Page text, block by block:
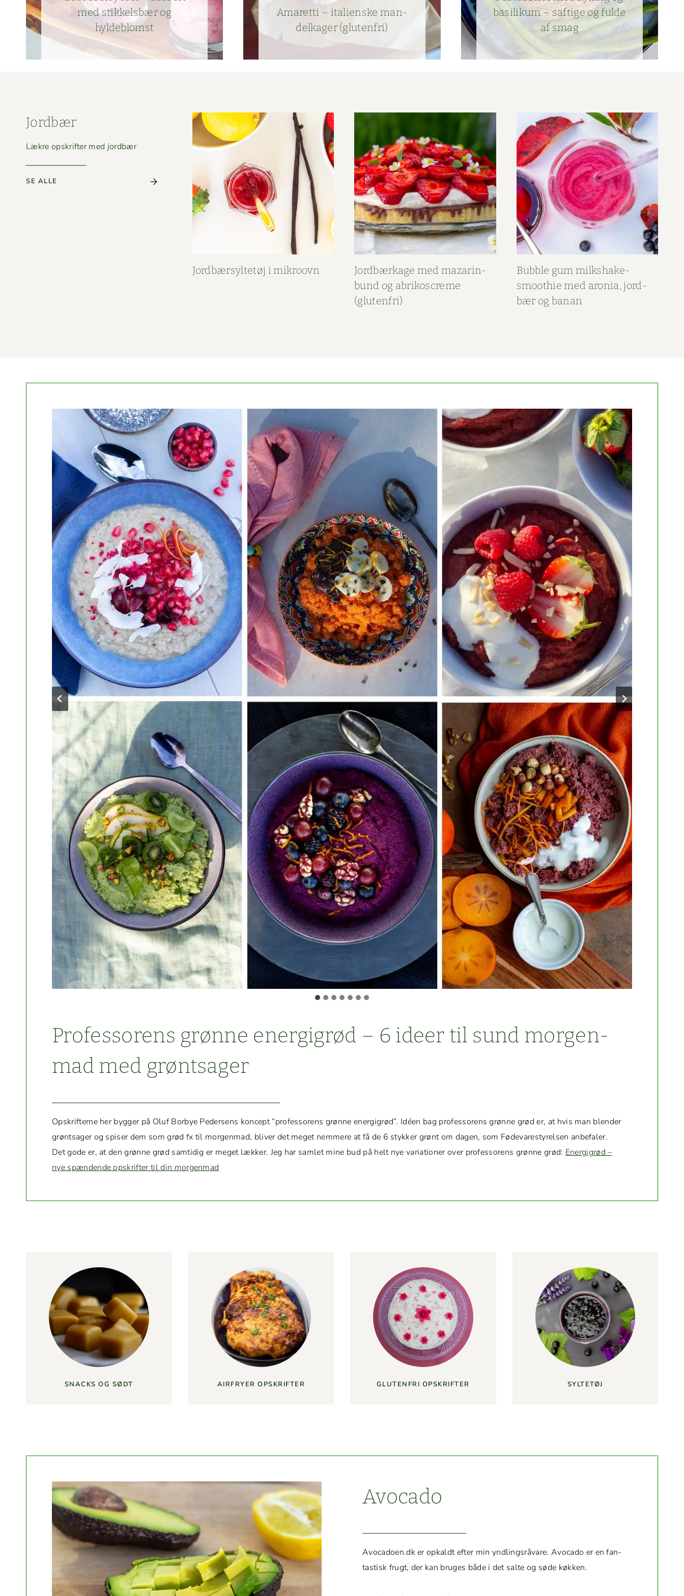
med stikkels­bær og
hyldeblomst
Amaret­ti – ital­ienske man­
delk­a­ger (gluten­fri)
basi­likum – saftige og fulde
af smag
Jord­bær
Lækre opskrifter med jordbær
SE ALLE
Jord­bær­syl­tetøj i mikroovn
Jord­bærk­age med mazarin­
bund og abriko­screme
(gluten­fri)
Bub­ble gum milk­shake-
smooth­ie med aro­nia, jord­
bær og banan
Pro­fes­sorens grønne energi­grød – 6 ideer til sund mor­gen­
mad med grøntsager
Opskrifterne her byg­ger på Oluf Bor­bye Ped­er­sens kon­cept “pro­fes­sorens grønne energi­grød”. Idéen bag pro­fes­sorens grønne grød er, at hvis man blender
grøntsager og spis­er dem som grød fx til mor­gen­mad, bliv­er det meget nem­mere at få de 6 stykker grønt om dagen, som Føde­varestyrelsen anbe­faler.
Det gode er, at den grønne grød sam­tidig er meget lækker. Jeg har sam­let mine bud på helt nye vari­a­tion­er over pro­fes­sorens grønne grød: Energi­grød –
nye spæn­dende opskrifter til din morgenmad
SNACKS OG SØDT AIR­FRY­ER OPSKRIFTER GLUTEN­FRI OPSKRIFTER SYL­TETØJ
Avo­ca­do
Avocadoen.dk er opkaldt efter min yndlingsrå­vare. Avo­ca­do er en fan­
tastisk frugt, der kan bruges både i det salte og søde køkken.